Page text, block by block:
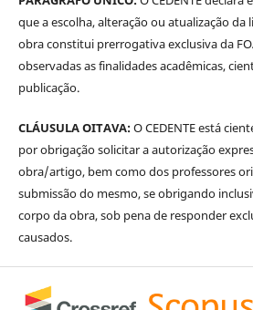
que a escolha, alteração ou atualização da
obra constitui prerrogativa exclusiva da
observadas as finalidades acadêmicas,
publicação.
CLÁUSULA OITAVA:O CEDENTE está
por obrigação solicitar a autorização
obra/artigo, bem como dos professores
submissão do mesmo, se obrigando
corpo da obra, sob pena de responder
causados.